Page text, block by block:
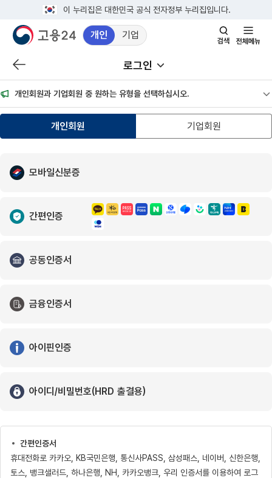
이 누리집은 대한민국 공식 전자정부 누리집입니다.
개인 기업
검색창 열기
전체메뉴
이전 페이지로 이동 로그인
개인회원과 기업회원 중 원하는 유형을 선택하십시오.
개인회원 기업회원
모바일신분증
간편인증
공동인증서
금융인증서
아이핀인증
아이디/비밀번호(HRD 출결용)
간편인증서
휴대전화로 카카오, KB국민은행, 통신사PASS, 삼성패스, 네이버, 신한은행,
토스, 뱅크샐러드, 하나은행, NH, 카카오뱅크, 우리 인증서를 이용하여 로그